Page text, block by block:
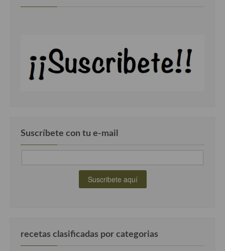
Suscríbete con tu e-mail
recetas clasificadas por categorias